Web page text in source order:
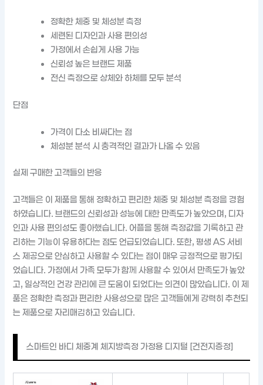
정확한 체중 및 체성분 측정
세련된 디자인과 사용 편의성
가정에서 손쉽게 사용 가능
신뢰성 높은 브랜드 제품
전신 측정으로 상체와 하체를 모두 분석
단점
가격이 다소 비싸다는 점
체성분 분석 시 충격적인 결과가 나올 수 있음
실제 구매한 고객들의 반응
고객들은 이 제품을 통해 정확하고 편리한 체중 및 체성분 측정을 경험
하였습니다. 브랜드의 신뢰성과 성능에 대한 만족도가 높았으며, 디자
인과 사용 편의성도 좋아했습니다. 어플을 통해 측정값을 기록하고 관
리하는 기능이 유용하다는 점도 언급되었습니다. 또한, 평생 AS 서비
스 제공으로 안심하고 사용할 수 있다는 점이 매우 긍정적으로 평가되
었습니다. 가정에서 가족 모두가 함께 사용할 수 있어서 만족도가 높았
고, 일상적인 건강 관리에 큰 도움이 되었다는 의견이 많았습니다. 이 제
품은 정확한 측정과 편리한 사용성으로 많은 고객들에게 강력히 추천되
는 제품으로 자리매김하고 있습니다.
스마트인 바디 체중계 체지방측정 가정용 디지털 [건전지증정]